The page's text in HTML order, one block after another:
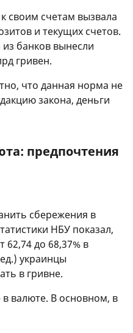
своим счетам вызвала
и текущих счетов.
из банков вынесли
гривен.
что данная норма не
закона, деньги
предпочтения
сбережения в
НБУ показал,
62,74 до 68,37% в
украинцы
в гривне.
в валюте. В основном, в